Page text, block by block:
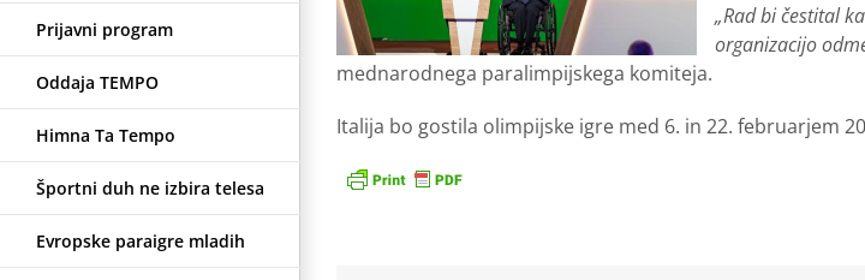
Prijavni program
Oddaja TEMPO
Himna Ta Tempo
Športni duh ne izbira telesa
Evropske paraigre mladih
„Rad bi čestital
organizacijo
mednarodnega paralimpijskega komiteja.
Italija bo gostila olimpijske igre med 6. in 22. februarjem